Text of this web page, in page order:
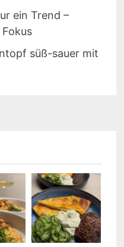
ein Trend –
süß-sauer mit